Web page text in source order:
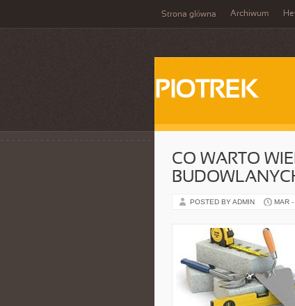
Strona główna Archiwum
PIOTREK
CO WARTO
POSTED BY ADMIN MAR